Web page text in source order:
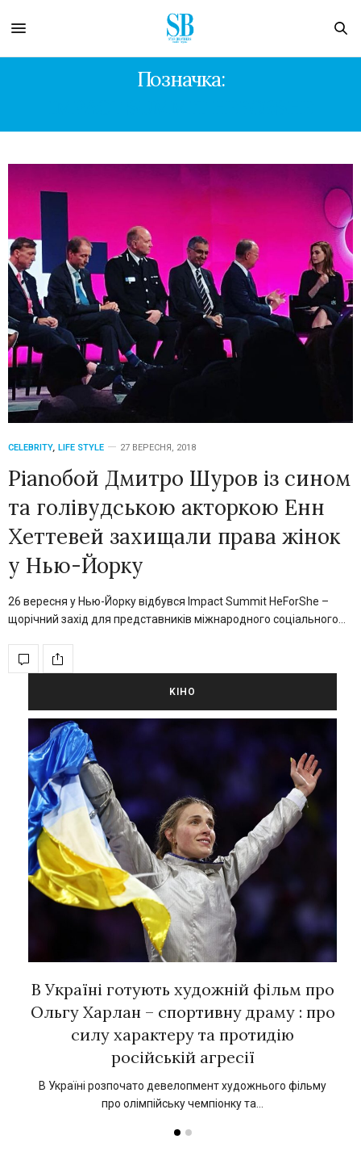
Позначка:
CELEBRITY, LIFE STYLE 27 ВЕРЕСНЯ, 2018
Pianoбой Дмитро Шуров із сином
та голівудською акторкою Енн
Хеттевей захищали права жінок
у Нью-Йорку
26 вересня у Нью-Йорку відбувся Impact Summit HeForShe –
щорічний захід для представників міжнародного соціального…
KIНО
В Україні готують художній фільм про
Ольгу Харлан – спортивну драму : про
силу характеру та протидію
російській агресії
В Україні розпочато девелопмент художнього фільму
про олімпійську чемпіонку та…